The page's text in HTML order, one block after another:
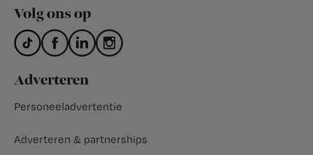
Volg ons op
Adverteren
Personeeladvertentie
Adverteren & partnerships